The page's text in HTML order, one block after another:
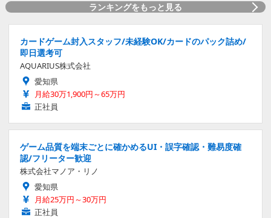
ランキングをもっと見る
カードゲーム封入スタッフ/未経験OK/カードのパック詰め/
即日選考可
AQUARIUS株式会社
愛知県
月給30万1,900円～65万円
正社員
ゲーム品質を端末ごとに確かめるUI・誤字確認・難易度確
認/フリーター歓迎
株式会社マノア・リノ
愛知県
月給25万円～30万円
正社員